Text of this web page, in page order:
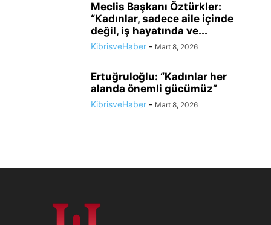
Meclis Başkanı Öztürkler:
“Kadınlar, sadece aile içinde
değil, iş hayatında ve...
KibrisveHaber - Mart 8, 2026
Ertuğruloğlu: “Kadınlar her
alanda önemli gücümüz”
KibrisveHaber - Mart 8, 2026